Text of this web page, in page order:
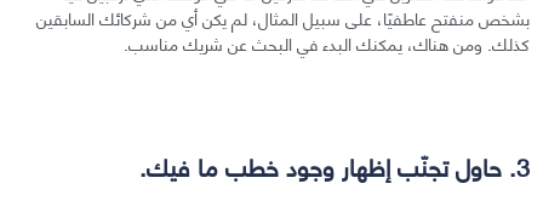
بشخص منفتح عاطفيًا، على سبيل المثال، لم يكن أي من شركائك السابقين
كذلك. ومن هناك، يمكنك البدء في البحث عن شريك مناسب.
3. حاول تجنّب إظهار وجود خطب ما فيك.